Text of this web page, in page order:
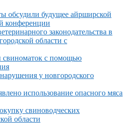
обсудили будущее айрширской
конференции
законодательства в
области с
свиноматок с помощью
у новгородского
использование опасного мяса
свиноводческих
области